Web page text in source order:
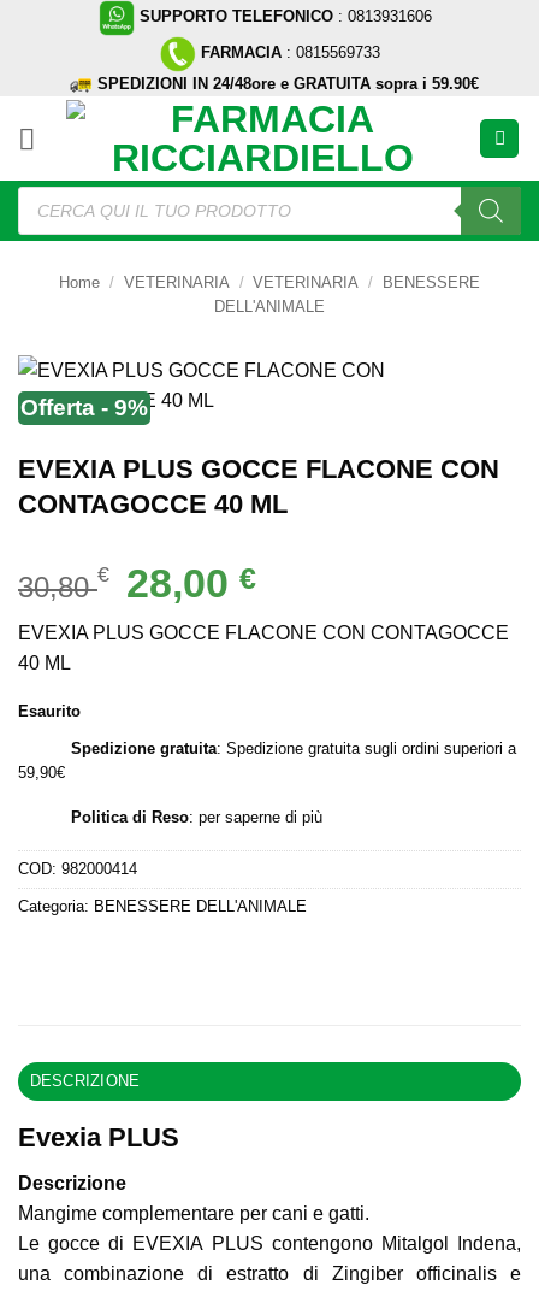
SUPPORTO TELEFONICO : 0813931606
FARMACIA : 0815569733
SPEDIZIONI IN 24/48ore e GRATUITA sopra i 59.90€
Ricerca
prodotti
Home / VETERINARIA / VETERINARIA /
BENESSERE
DELL'ANIMALE
Offerta - 9%
EVEXIA PLUS GOCCE FLACONE CON
CONTAGOCCE 40 ML
30,80€
Il
prezzo
originale
28,00€Il
attuale
EVEXIA PLUS GOCCE FLACONE CON CONTAGOCCE
40 ML
Esaurito
Spedizione gratuita: Spedizione gratuita sugli ordini superiori a
59,90€
Politica di Reso: per saperne di più
COD: 982000414
Categoria: BENESSERE DELL'ANIMALE
DESCRIZIONE
Evexia PLUS
Descrizione
Mangime complementare per cani e gatti.
Le gocce di EVEXIA PLUS contengono Mitalgol Indena,
una combinazione di estratto di Zingiber officinalis e